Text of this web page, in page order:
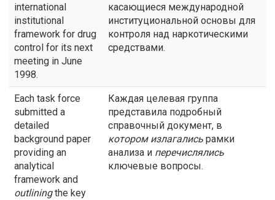
international
institutional
framework for drug
control for its next
meeting in June
1998.
касающиеся международной
институциональной основы для
контроля над наркотическими
средствами.
Each task force
submitted a
detailed
background paper
providing an
analytical
framework and
outliningthe key
Каждая целевая группа
представила подробный
справочный документ, в
котором излагались рамки
анализа и перечислялись
ключевые вопросы.